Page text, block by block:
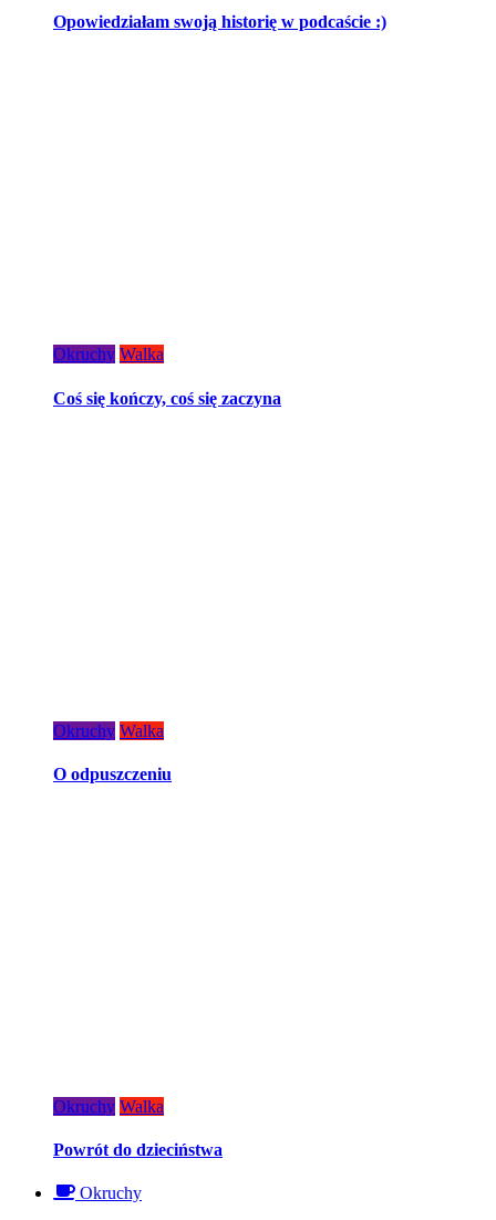
Opowiedziałam swoją historię w podcaście :)
Okruchy Walka
Coś się kończy, coś się zaczyna
Okruchy Walka
O odpuszczeniu
Okruchy Walka
Powrót do dzieciństwa
Okruchy